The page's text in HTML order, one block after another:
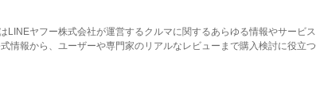
LINEヤフー株式会社が運営するクルマに関するあらゆる情報やサービス
情報から、ユーザーや専門家のリアルなレビューまで購入検討に役立